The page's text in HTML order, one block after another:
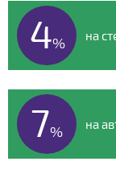
4% на
7% на